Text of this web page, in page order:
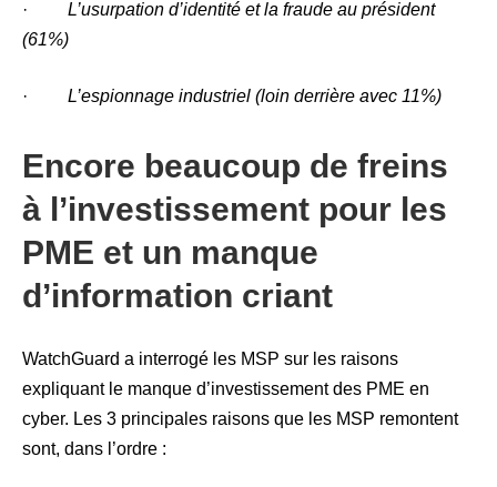
· L’usurpation d’identité et la fraude au président
(61%)
· L’espionnage industriel (loin derrière avec 11%)
Encore beaucoup de freins
à l’investissement pour les
PME et un manque
d’information criant
WatchGuard a interrogé les MSP sur les raisons
expliquant le manque d’investissement des PME en
cyber. Les 3 principales raisons que les MSP remontent
sont, dans l’ordre :